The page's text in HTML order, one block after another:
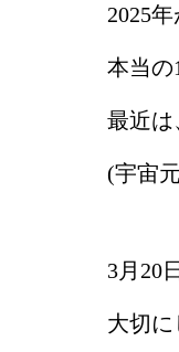
2025
本当の
最近は
(宇宙
3月20
大切